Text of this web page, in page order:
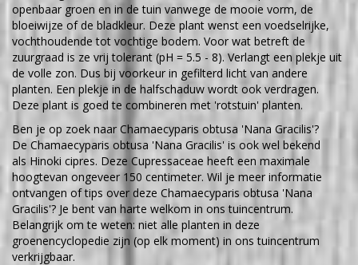
openbaar groen en in de tuin vanwege de mooie vorm, de
bloeiwijze of de bladkleur. Deze plant wenst een voedselrijke,
vochthoudende tot vochtige bodem. Voor wat betreft de
zuurgraad is ze vrij tolerant (pH = 5.5 - 8). Verlangt een plekje uit
de volle zon. Dus bij voorkeur in gefilterd licht van andere
planten. Een plekje in de halfschaduw wordt ook verdragen.
Deze plant is goed te combineren met 'rotstuin' planten.
Ben je op zoek naar Chamaecyparis obtusa 'Nana Gracilis'?
De Chamaecyparis obtusa 'Nana Gracilis' is ook wel bekend
als Hinoki cipres. Deze Cupressaceae heeft een maximale
hoogtevan ongeveer 150 centimeter. Wil je meer informatie
ontvangen of tips over deze Chamaecyparis obtusa 'Nana
Gracilis'? Je bent van harte welkom in ons tuincentrum.
Belangrijk om te weten: niet alle planten in deze
groenencyclopedie zijn (op elk moment) in ons tuincentrum
verkrijgbaar.